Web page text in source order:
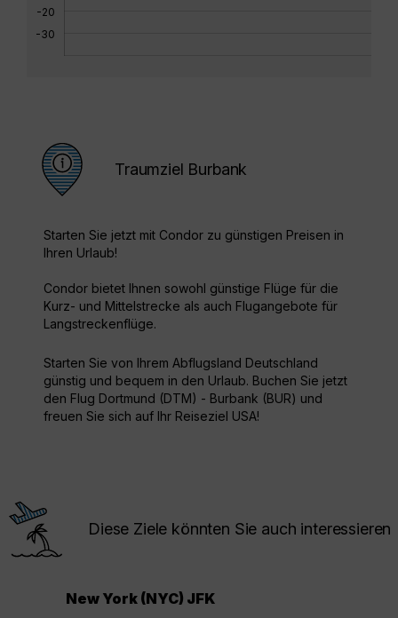
-20
-30
Traumziel Burbank
Starten Sie jetzt mit Condor zu günstigen Preisen in
Ihren Urlaub!
Condor bietet Ihnen sowohl günstige Flüge für die
Kurz- und Mittelstrecke als auch Flugangebote für
Langstreckenflüge.
Starten Sie von Ihrem Abflugsland Deutschland
günstig und bequem in den Urlaub. Buchen Sie jetzt
den Flug Dortmund (DTM) - Burbank (BUR) und
freuen Sie sich auf Ihr Reiseziel USA!
Diese Ziele könnten Sie auch interessieren
New York (NYC) JFK